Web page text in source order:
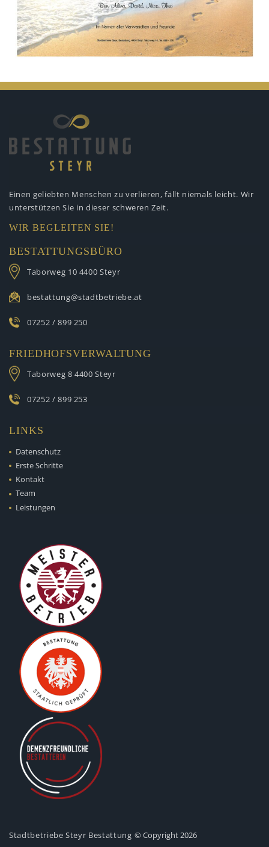
Einen geliebten Menschen zu verlieren, fällt niemals leicht. Wir
unterstützen Sie in dieser schweren Zeit.
WIR BEGLEITEN SIE!
BESTATTUNGSBÜRO
Taborweg 10 4400 Steyr
bestattung@stadtbetriebe.at
07252 / 899 250
FRIEDHOFSVERWALTUNG
Taborweg 8 4400 Steyr
07252 / 899 253
LINKS
Datenschutz
Erste Schritte
Kontakt
Team
Leistungen
Stadtbetriebe Steyr Bestattung © Copyright 2026